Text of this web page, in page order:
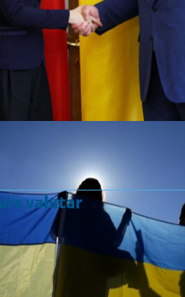
valutar
Curs valutar: 07 Aug 2026
EUR
: 5,2554 RON
+0,0041 ▲
: 4,5584 RON
+0,0077 ▲